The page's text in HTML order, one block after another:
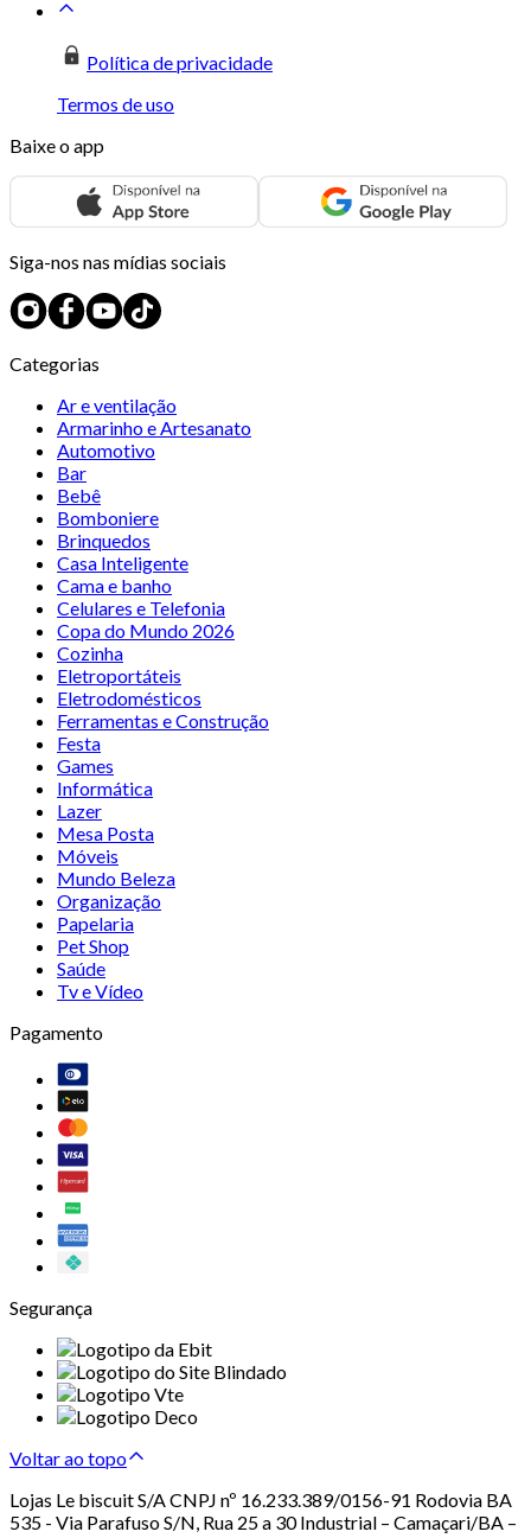
Política de privacidade
Termos de uso
Baixe o app
Siga-nos nas mídias sociais
Categorias
Ar e ventilação
Armarinho e Artesanato
Automotivo
Bar
Bebê
Bomboniere
Brinquedos
Casa Inteligente
Cama e banho
Celulares e Telefonia
Copa do Mundo 2026
Cozinha
Eletroportáteis
Eletrodomésticos
Ferramentas e Construção
Festa
Games
Informática
Lazer
Mesa Posta
Móveis
Mundo Beleza
Organização
Papelaria
Pet Shop
Saúde
Tv e Vídeo
Pagamento
Segurança
Voltar ao topo
Lojas Le biscuit S/A CNPJ nº 16.233.389/0156-91 Rodovia BA
535 - Via Parafuso S/N, Rua 25 a 30 Industrial – Camaçari/BA –